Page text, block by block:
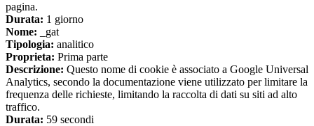
pagina.
Durata: 1 giorno
Nome: _gat
Tipologia: analitico
Proprieta: Prima parte
Descrizione: Questo nome di cookie è associato a Google Universal
Analytics, secondo la documentazione viene utilizzato per limitare la
frequenza delle richieste, limitando la raccolta di dati su siti ad alto
traffico.
Durata: 59 secondi